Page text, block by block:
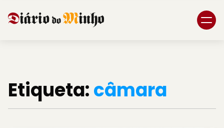
Etiqueta:câmara